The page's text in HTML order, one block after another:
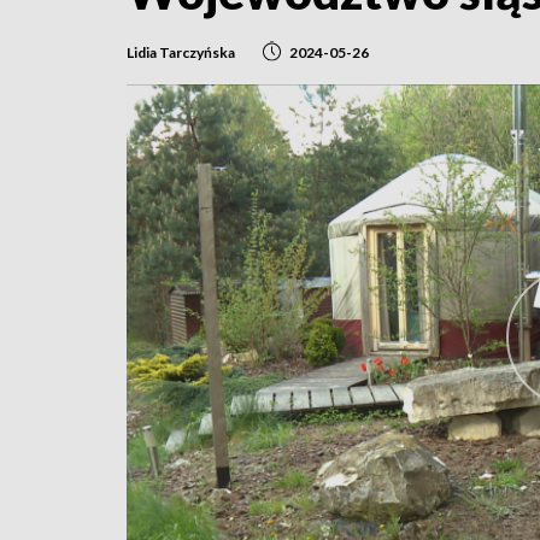
Lidia Tarczyńska 2024-05-26